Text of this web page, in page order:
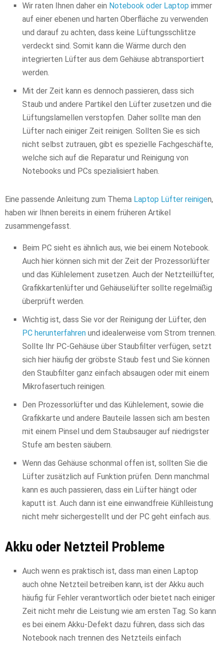
Wir raten Ihnen daher ein Notebook oder Laptop immer
auf einer ebenen und harten Oberfläche zu verwenden
und darauf zu achten, dass keine Lüftungsschlitze
verdeckt sind. Somit kann die Wärme durch den
integrierten Lüfter aus dem Gehäuse abtransportiert
werden.
Mit der Zeit kann es dennoch passieren, dass sich
Staub und andere Partikel den Lüfter zusetzen und die
Lüftungslamellen verstopfen. Daher sollte man den
Lüfter nach einiger Zeit reinigen. Sollten Sie es sich
nicht selbst zutrauen, gibt es spezielle Fachgeschäfte,
welche sich auf die Reparatur und Reinigung von
Notebooks und PCs spezialisiert haben.
Eine passende Anleitung zum Thema Laptop Lüfter reinigen,
haben wir Ihnen bereits in einem früheren Artikel
zusammengefasst.
Beim PC sieht es ähnlich aus, wie bei einem Notebook.
Auch hier können sich mit der Zeit der Prozessorlüfter
und das Kühlelement zusetzen. Auch der Netzteillüfter,
Grafikkartenlüfter und Gehäuselüfter sollte regelmäßig
überprüft werden.
Wichtig ist, dass Sie vor der Reinigung der Lüfter, den
PC herunterfahren und idealerweise vom Strom trennen.
Sollte Ihr PC-Gehäuse über Staubfilter verfügen, setzt
sich hier häufig der gröbste Staub fest und Sie können
den Staubfilter ganz einfach absaugen oder mit einem
Mikrofasertuch reinigen.
Den Prozessorlüfter und das Kühlelement, sowie die
Grafikkarte und andere Bauteile lassen sich am besten
mit einem Pinsel und dem Staubsauger auf niedrigster
Stufe am besten säubern.
Wenn das Gehäuse schonmal offen ist, sollten Sie die
Lüfter zusätzlich auf Funktion prüfen. Denn manchmal
kann es auch passieren, dass ein Lüfter hängt oder
kaputt ist. Auch dann ist eine einwandfreie Kühlleistung
nicht mehr sichergestellt und der PC geht einfach aus.
Akku oder Netzteil Probleme
Auch wenn es praktisch ist, dass man einen Laptop
auch ohne Netzteil betreiben kann, ist der Akku auch
häufig für Fehler verantwortlich oder bietet nach einiger
Zeit nicht mehr die Leistung wie am ersten Tag. So kann
es bei einem Akku-Defekt dazu führen, dass sich das
Notebook nach trennen des Netzteils einfach